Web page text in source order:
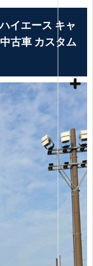
イエース キャ
古車 カスタム